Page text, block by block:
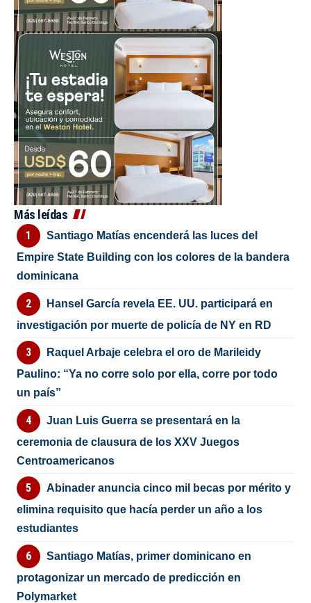
Más leídas
Santiago Matías encenderá las luces del
Empire State Building con los colores de la bandera
dominicana
Hansel García revela EE. UU. participará en
investigación por muerte de policía de NY en RD
Raquel Arbaje celebra el oro de Marileidy
Paulino: “Ya no corre solo por ella, corre por todo
un país”
Juan Luis Guerra se presentará en la
ceremonia de clausura de los XXV Juegos
Centroamericanos
Abinader anuncia cinco mil becas por mérito y
elimina requisito que hacía perder un año a los
estudiantes
Santiago Matías, primer dominicano en
protagonizar un mercado de predicción en
Polymarket